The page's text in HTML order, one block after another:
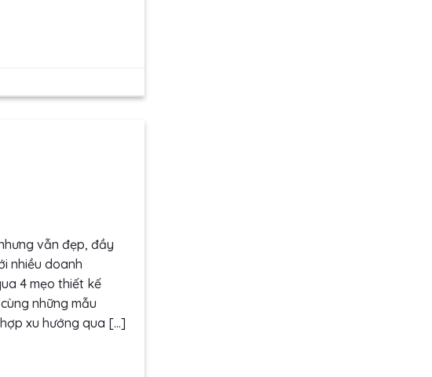
vẫn đẹp, đầy
nhiều doanh
4 mẹo thiết kế
những mẫu
xu hướng qua […]